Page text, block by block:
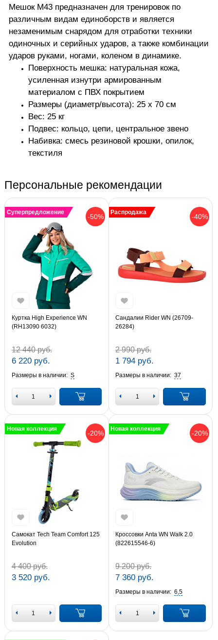
Мешок М43 предназначен для тренировок по
различным видам единоборств и является
незаменимым снарядом для отработки техники
одиночных и серийных ударов, а также комбинации
ударов руками, ногами, коленом в динамике.
Поверхность мешка: натуральная кожа,
усиленная изнутри армированным
материалом с ПВХ покрытием
Размеры (диаметр/высота): 25 х 70 см
Вес: 25 кг
Подвес: кольцо, цепи, центральное звено
Набивка: смесь резиновой крошки, опилок,
текстиля
Персональные рекомендации
-50%
Суперпредложение
Куртка High Experience WN
(RH13090 6032)
12 440 руб.
6 220 руб.
Размеры в наличии: S
-40%
Распродажа
Сандалии Rider WN (26709-
26284)
2 990 руб.
1 794 руб.
Размеры в наличии: 37
-20%
Новая коллекция
Самокат Tech Team Comfort 125
Evolution
4 400 руб.
3 520 руб.
-20%
Новая коллекция
Кроссовки Anta WN Walk 2.0
(822615546-6)
9 200 руб.
7 360 руб.
Размеры в наличии: 6,5